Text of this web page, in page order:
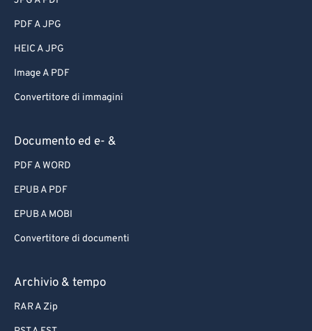
PDF A JPG
HEIC A JPG
Image A PDF
Convertitore di immagini
Documento ed e- &
PDF A WORD
EPUB A PDF
EPUB A MOBI
Convertitore di documenti
Archivio & tempo
RAR A Zip